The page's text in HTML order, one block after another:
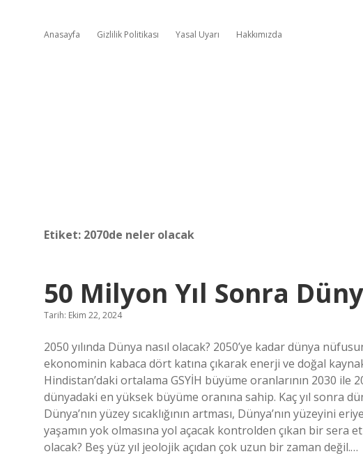
Anasayfa Gizlilik Politikası Yasal Uyarı Hakkımızda
Etiket: 2070de neler olacak
50 Milyon Yıl Sonra
Tarih: Ekim 22, 2024
2050 yılında Dünya nasıl olacak? 2050’ye kadar dünya
ekonominin kabaca dört katına çıkarak enerji ve doğal
Hindistan’daki ortalama GSYİH büyüme oranlarının 2030 ile
dünyadaki en yüksek büyüme oranına sahip. Kaç yıl sonra
Dünya’nın yüzey sıcaklığının artması, Dünya’nın yüzeyini
yaşamın yok olmasına yol açacak kontrolden çıkan bir sera
olacak? Beş yüz yıl jeolojik açıdan çok uzun bir zaman değil.…